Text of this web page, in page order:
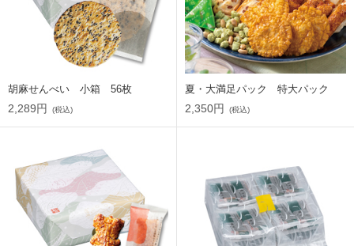
胡麻せんべい 小箱 56枚
2,289円 (税込)
夏・大満足パック 特大パック
2,350円 (税込)